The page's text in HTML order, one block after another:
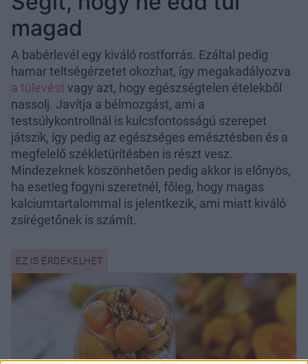
magad
A babérlevél egy kiváló rostforrás. Ezáltal pedig
hamar teltségérzetet okozhat, így megakadályozva
a túlevést vagy azt, hogy egészségtelen ételekből
nassolj. Javítja a bélmozgást, ami a
testsúlykontrollnál is kulcsfontosságú szerepet
játszik, így pedig az egészséges emésztésben és a
megfelelő székletürítésben is részt vesz.
Mindezeknek köszönhetően pedig akkor is előnyös,
ha esetleg fogyni szeretnél, főleg, hogy magas
kalciumtartalommal is jelentkezik, ami miatt kiváló
zsírégetőnek is számít.